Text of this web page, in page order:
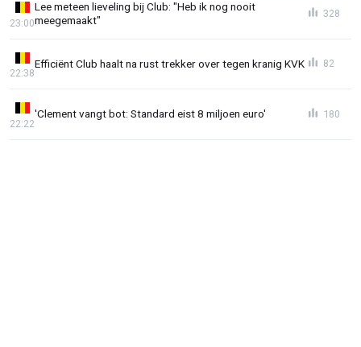
Lee meteen lieveling bij Club: "Heb ik nog nooit
meegemaakt"
23:00
328
Efficiënt Club haalt na rust trekker over tegen kranig KVK
22:38
82
'Clement vangt bot: Standard eist 8 miljoen euro'
22:22
180